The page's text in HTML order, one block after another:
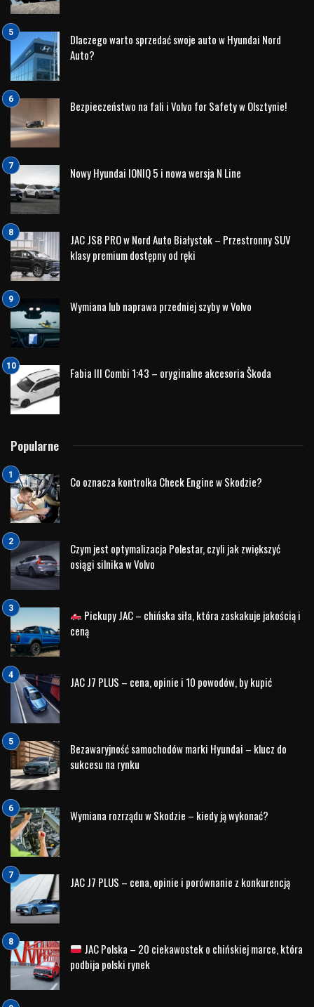
Hyundai KONA N
turbodoładowanym silnikiem GDI z 8-biegową przekładnią
DCT typu mokrego. Tym samym
i30N modelem sub marki oferującym automatyczną
skrzynię biegów w Europie.
Automatyczna dwu sprzęgłowa skrzynia biegów N DCT
oferuje trzy ekskluzywne funkcje o wysokiej wydajności: N
Power Shift (NPS), N Grin Shift (NGS) i N Track Sense Shift
(NTS), z których wszystkie maksymalizują przyjemność z
która potencjalnie osiąga nawet 290 KM przy N Grin Shift,
oraz maksymalny moment obrotowy 392Nm co pozwala
rozpędzić się od 0 do 100KM w 5,5 sekundy (przy
umiejętnym wykorzystaniu procedury startu), a prędkość
maksymalna N-SUV’a to 240Kkm/h.
Silnikoferuje tzw. flat power, co przedłuża maksymalną
moc przy wysokich obrotach i poprawia przyspieszenie,
zapewniając jeszcze więcej radości, czy to na drodze, czy
na torze wyścigowym.
W przypadku
mechanizmy
różnicowe o ograniczonym poślizgu
specjalnie dostrojony, aby odpowiednią przyczepność,
dzięki czemu możesz swobodnie jeździć w każdych
warunkach drogowych.